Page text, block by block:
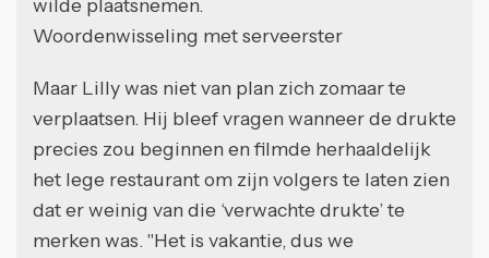
wilde plaatsnemen.
Woordenwisseling met serveerster
Maar Lilly was niet van plan zich zomaar te
verplaatsen. Hij bleef vragen wanneer de drukte
precies zou beginnen en filmde herhaaldelijk
het lege restaurant om zijn volgers te laten zien
dat er weinig van die ‘verwachte drukte’ te
merken was. "Het is vakantie, dus we